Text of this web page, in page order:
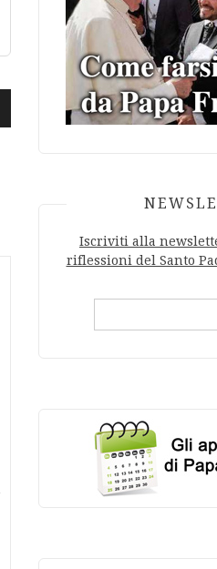
Iscriviti alla
riflessioni del Santo